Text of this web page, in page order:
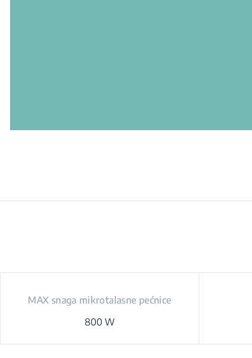
MAX snaga mikrotalasne pećnice
800 W